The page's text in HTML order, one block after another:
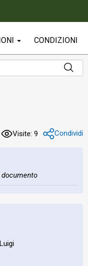
CONDIZIONI
Visite: 9 Condividi